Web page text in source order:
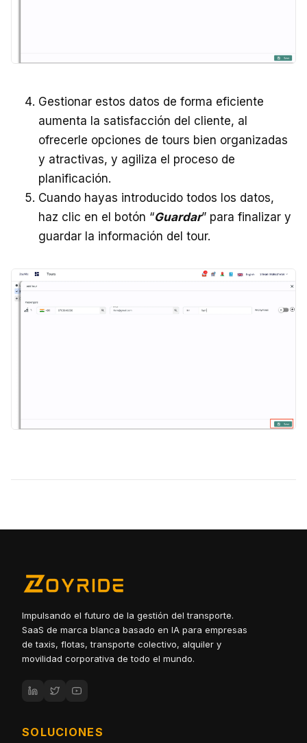
Gestionar estos datos de forma eficiente
aumenta la satisfacción del cliente, al
ofrecerle opciones de tours bien organizadas
y atractivas, y agiliza el proceso de
planificación.
Cuando hayas introducido todos los datos,
haz clic en el botón “Guardar” para finalizar y
guardar la información del tour.
Impulsando el futuro de la gestión del transporte.
SaaS de marca blanca basado en IA para empresas
de taxis, flotas, transporte colectivo, alquiler y
movilidad corporativa de todo el mundo.
SOLUCIONES